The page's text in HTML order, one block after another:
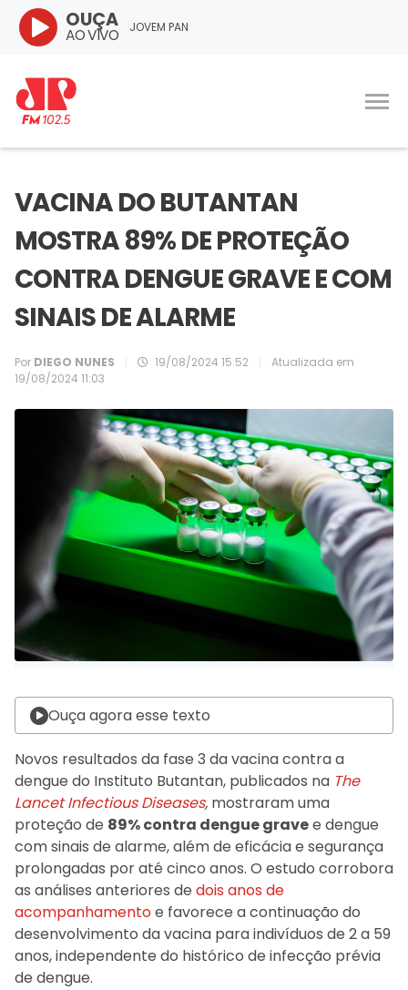
JOVEM PAN
OUÇA
AO VIVO
VACINA DO BUTANTAN
MOSTRA 89% DE PROTEÇÃO
CONTRA DENGUE GRAVE E COM
SINAIS DE ALARME
Por DIEGO NUNES 19/08/2024 15:52
Atualizada em
19/08/2024 11:03
Ouça agora esse texto
Novos resultados da fase 3 da vacina contra a
dengue do Instituto Butantan, publicados na The
Lancet Infectious Diseases, mostraram uma
proteção de 89% contra dengue gravee dengue
com sinais de alarme, além de eficácia e segurança
prolongadas por até cinco anos. O estudo corrobora
as análises anteriores de dois anos de
acompanhamentoe favorece a continuação do
desenvolvimento da vacina para indivíduos de 2 a 59
anos, independente do histórico de infecção prévia
de dengue.